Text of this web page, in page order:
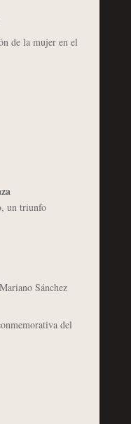
de la mujer en el
un triunfo
Sánchez
del